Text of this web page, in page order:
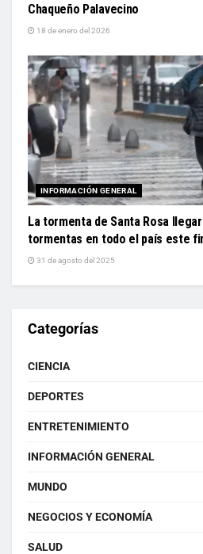
Chaqueño Palavecino
18 de enero del 2026
INFORMACIÓN GENERAL
La tormenta de Santa Rosa
tormentas en todo el país este
31 de agosto del 2025
Categorías
CIENCIA
DEPORTES
ENTRETENIMIENTO
INFORMACIÓN GENERAL
MUNDO
NEGOCIOS Y ECONOMÍA
SALUD